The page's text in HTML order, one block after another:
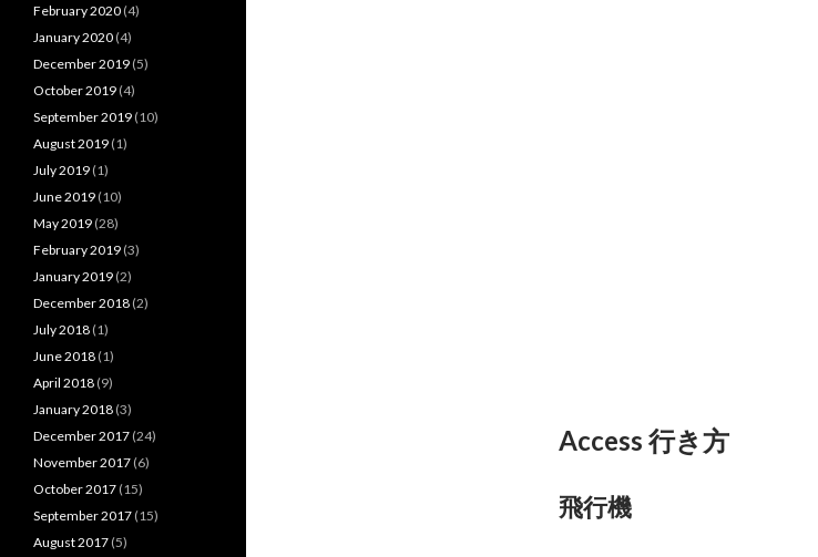
Access 行き方
飛行機
February 2020 (4)
January 2020 (4)
December 2019 (5)
October 2019 (4)
September 2019 (10)
August 2019 (1)
July 2019 (1)
June 2019 (10)
May 2019 (28)
February 2019 (3)
January 2019 (2)
December 2018 (2)
July 2018 (1)
June 2018 (1)
April 2018 (9)
January 2018 (3)
December 2017 (24)
November 2017 (6)
October 2017 (15)
September 2017 (15)
August 2017 (5)